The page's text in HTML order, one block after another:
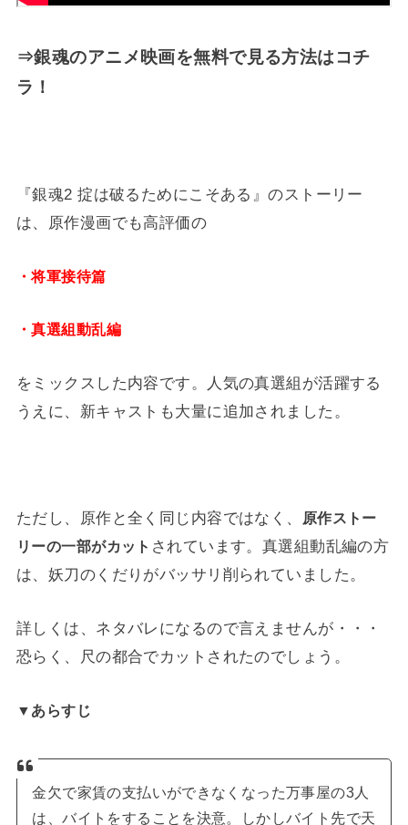
⇒銀魂のアニメ映画を無料で見る方法はコチ
ラ！
『銀魂2 掟は破るためにこそある』のストーリー
は、原作漫画でも高評価の
・将軍接待篇
・真選組動乱編
をミックスした内容です。人気の真選組が活躍する
うえに、新キャストも大量に追加されました。
ただし、原作と全く同じ内容ではなく、
原作ストー
リーの一部がカット されています。真選組動乱編の方
は、妖刀のくだりがバッサリ削られていました。
詳しくは、ネタバレになるので言えませんが・・・
恐らく、尺の都合でカットされたのでしょう。
▼あらすじ
金欠で家賃の支払いができなくなった万事屋の3人
は、バイトをすることを決意。しかしバイト先で天